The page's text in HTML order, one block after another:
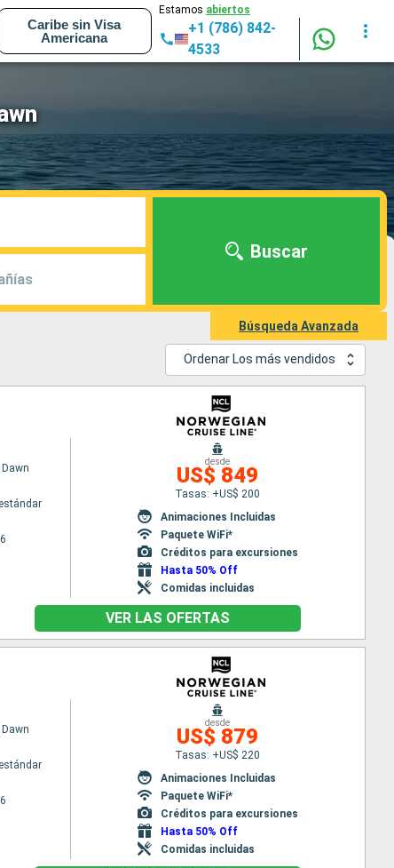
Caribe sin Visa
Americana
Estamos abiertos
+1 (786) 842-
4533
Buscar
Búsqueda Avanzada
Ordenar Los más vendidos
desde
US$ 849
Tasas: +US$ 200
Animaciones Incluidas
Paquete WiFi*
Créditos para excursiones
Hasta 50% Off
Comidas incluidas
VER LAS OFERTAS
desde
US$ 879
Tasas: +US$ 220
Animaciones Incluidas
Paquete WiFi*
Créditos para excursiones
Hasta 50% Off
Comidas incluidas